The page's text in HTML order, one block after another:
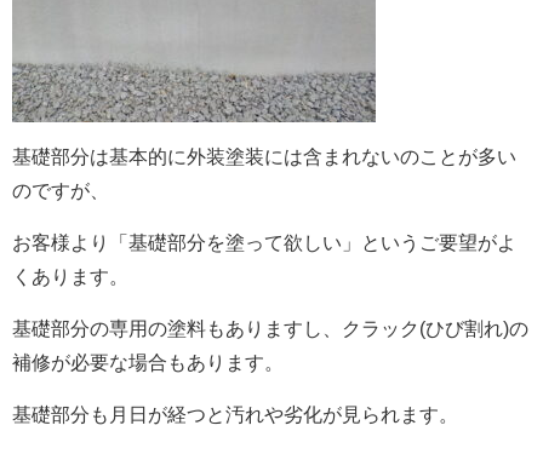
基礎部分は基本的に外装塗装には含まれないのことが多い
のですが、
お客様より「基礎部分を塗って欲しい」というご要望がよ
くあります。
基礎部分の専用の塗料もありますし、クラック(ひび割れ)の
補修が必要な場合もあります。
基礎部分も月日が経つと汚れや劣化が見られます。